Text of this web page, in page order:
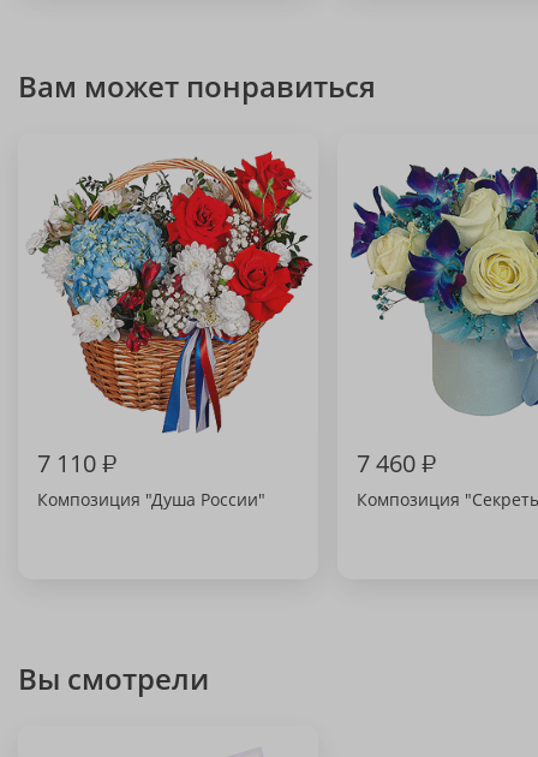
Вам может понравиться
7 110₽
Композиция "Душа России"
7 460₽
Композиция
Вы смотрели